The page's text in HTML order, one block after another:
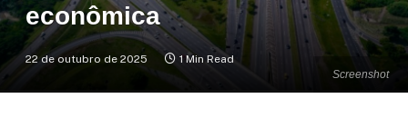
Screenshot
econômica
22 de outubro de 2025 1 Min Read